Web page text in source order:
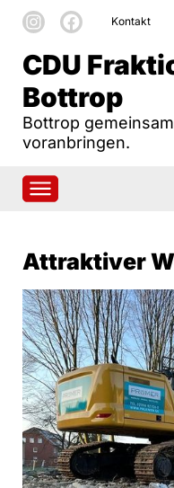
Kontakt
CDU
Bottrop
Bottrop gemeinsam
voranbringen.
Attraktiver